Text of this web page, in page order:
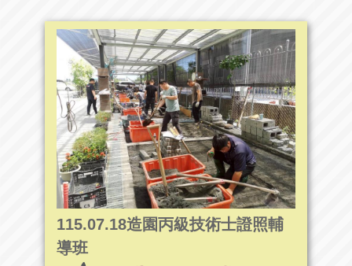
115.07.18造園丙級技術士證照輔
導班